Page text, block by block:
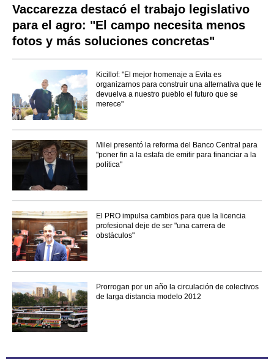
Vaccarezza destacó el trabajo legislativo
para el agro: "El campo necesita menos
fotos y más soluciones concretas"
Kicillof: "El mejor homenaje a Evita es
organizarnos para construir una alternativa que le
devuelva a nuestro pueblo el futuro que se
merece"
Milei presentó la reforma del Banco Central para
"poner fin a la estafa de emitir para financiar a la
política"
El PRO impulsa cambios para que la licencia
profesional deje de ser "una carrera de
obstáculos"
Prorrogan por un año la circulación de colectivos
de larga distancia modelo 2012